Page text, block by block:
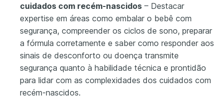
cuidados com recém-nascidos – Destacar
expertise em áreas como embalar o bebê com
segurança, compreender os ciclos de sono, preparar
a fórmula corretamente e saber como responder aos
sinais de desconforto ou doença transmite
segurança quanto à habilidade técnica e prontidão
para lidar com as complexidades dos cuidados com
recém-nascidos.